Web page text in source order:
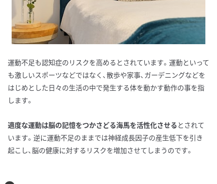
運動不足も認知症のリスクを高めるとされています。運動といって
も激しいスポーツなどではなく、散歩や家事、ガーデニングなどを
はじめとした日々の生活の中で発生する体を動かす動作の事を指
します。
適度な運動は脳の記憶をつかさどる海馬を活性化させる とされて
います。逆に運動不足のままでは神経成長因子の産生低下を引き
起こし、脳の健康に対するリスクを増加させてしまうのです。